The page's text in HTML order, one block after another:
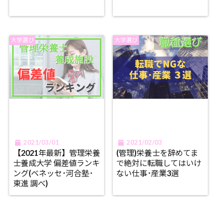
大学選び
2021/03/01
【2021年最新】管理栄養
士養成大学 偏差値ランキ
ング(ベネッセ･河合塾･
東進 調べ)
大学選び
2021/02/03
(管理)栄養士を辞めてま
で絶対に転職してはいけ
ない仕事･産業3選